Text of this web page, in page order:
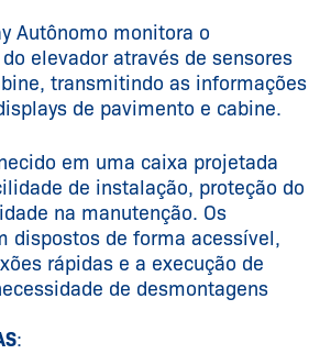
Autônomo monitora o
elevador através de sensores
transmitindo as informações
de pavimento e cabine.
em uma caixa projetada
de instalação, proteção do
na manutenção. Os
dispostos de forma acessível,
rápidas e a execução de
de desmontagens
: